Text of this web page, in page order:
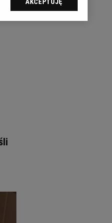
sp. z o.o., jej
swoje preferencje
reklam i treści,